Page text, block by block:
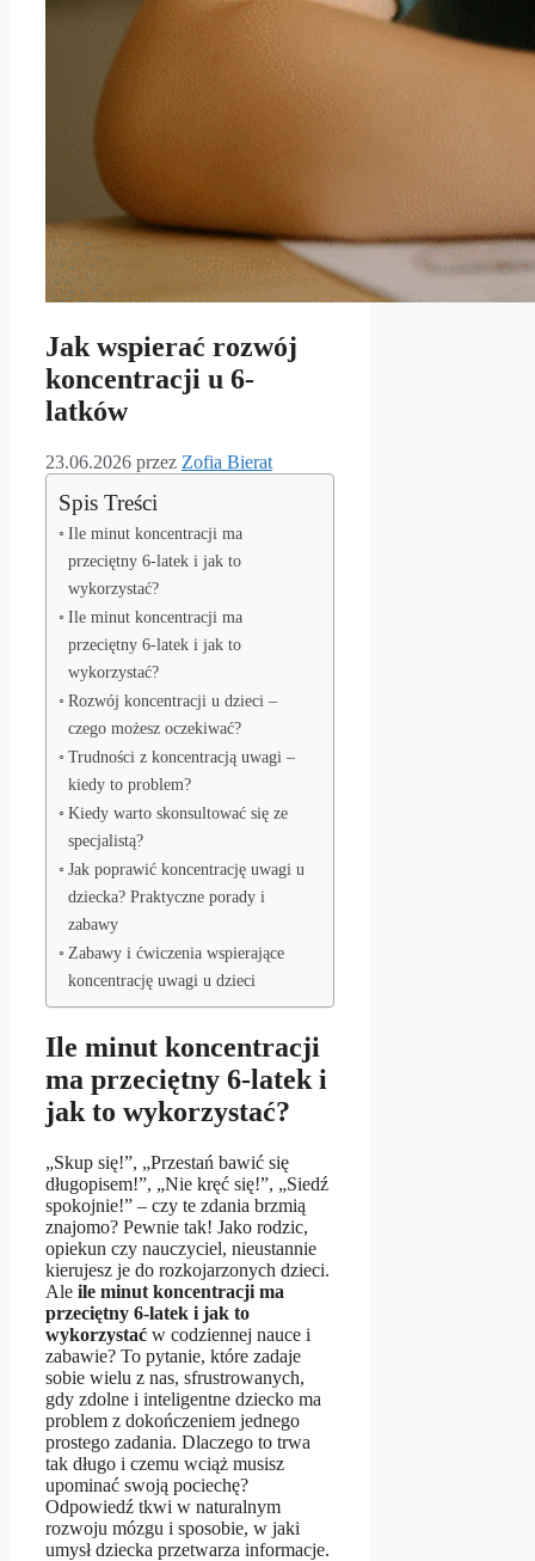
Jak wspierać rozwój
koncentracji u 6-
latków
23.06.2026 przez Zofia Bierat
Spis Treści
Ile minut koncentracji ma
przeciętny 6-latek i jak to
wykorzystać?
Ile minut koncentracji ma
przeciętny 6-latek i jak to
wykorzystać?
Rozwój koncentracji u dzieci –
czego możesz oczekiwać?
Trudności z koncentracją uwagi –
kiedy to problem?
Kiedy warto skonsultować się ze
specjalistą?
Jak poprawić koncentrację uwagi u
dziecka? Praktyczne porady i
zabawy
Zabawy i ćwiczenia wspierające
koncentrację uwagi u dzieci
Ile minut koncentracji
ma przeciętny 6-latek i
jak to wykorzystać?
„Skup się!”, „Przestań bawić się
długopisem!”, „Nie kręć się!”, „Siedź
spokojnie!” – czy te zdania brzmią
znajomo? Pewnie tak! Jako rodzic,
opiekun czy nauczyciel, nieustannie
kierujesz je do rozkojarzonych dzieci.
Ale ile minut koncentracji ma
przeciętny 6-latek i jak to
wykorzystać w codziennej nauce i
zabawie? To pytanie, które zadaje
sobie wielu z nas, sfrustrowanych,
gdy zdolne i inteligentne dziecko ma
problem z dokończeniem jednego
prostego zadania. Dlaczego to trwa
tak długo i czemu wciąż musisz
upominać swoją pociechę?
Odpowiedź tkwi w naturalnym
rozwoju mózgu i sposobie, w jaki
umysł dziecka przetwarza informacje.